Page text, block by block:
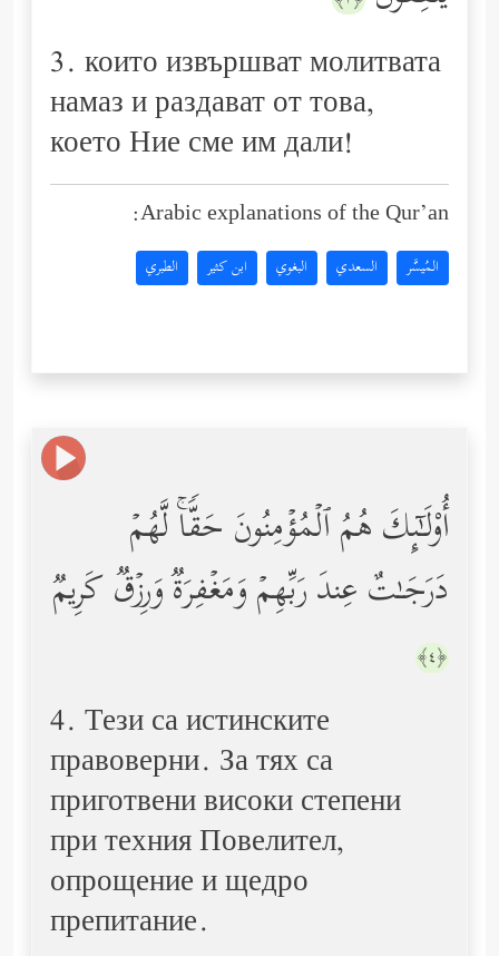
3. които извършват молитвата
намаз и раздават от това,
което Ние сме им дали!
Arabic explanations of the Qur’an:
المُيسَّر السعدي البغوي ابن كثير الطبري
أُوْلَـٰۤىِٕكَ هُمُ ٱلۡمُؤۡمِنُونَ حَقࣰّاۚ لَّهُمۡ
دَرَجَـٰتٌ عِندَ رَبِّهِمۡ وَمَغۡفِرَةࣱ وَرِزۡقࣱ كَرِیمࣱ
﴿٤﴾
4. Тези са истинските
правоверни. За тях са
приготвени високи степени
при техния Повелител,
опрощение и щедро
препитание.